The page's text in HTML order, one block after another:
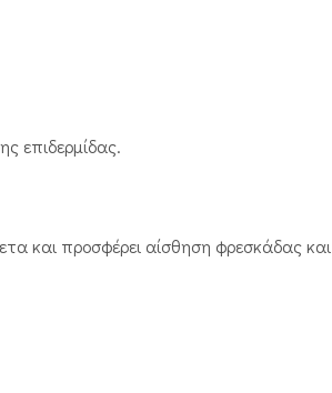
επιδερμίδας.
και προσφέρει αίσθηση φρεσκάδας και